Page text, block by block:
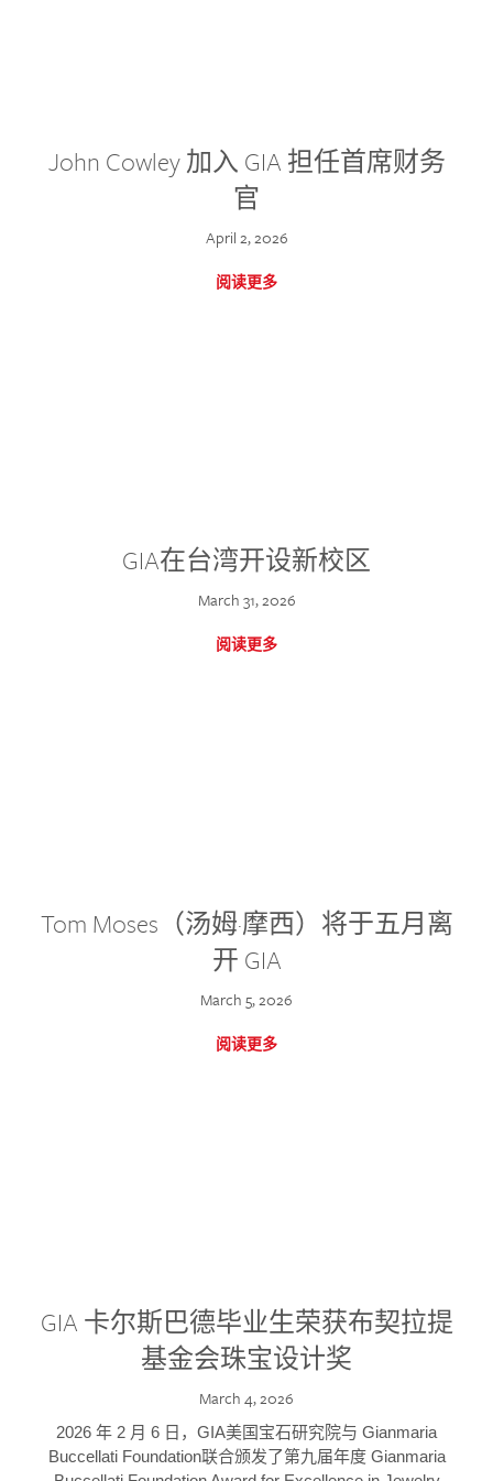
John Cowley 加入 GIA 担任首席财务
官
April 2, 2026
阅读更多
GIA在台湾开设新校区
March 31, 2026
阅读更多
Tom Moses（汤姆·摩西）将于五月离
开 GIA
March 5, 2026
阅读更多
GIA 卡尔斯巴德毕业生荣获布契拉提
基金会珠宝设计奖
March 4, 2026
2026 年 2 月 6 日，GIA美国宝石研究院与 Gianmaria
Buccellati Foundation联合颁发了第九届年度 Gianmaria